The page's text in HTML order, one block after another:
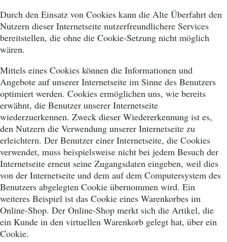
Durch den Einsatz von Cookies kann die Alte Überfahrt den
Nutzern dieser Internetseite nutzerfreundlichere Services
bereitstellen, die ohne die Cookie-Setzung nicht möglich
wären.
Mittels eines Cookies können die Informationen und
Angebote auf unserer Internetseite im Sinne des Benutzers
optimiert werden. Cookies ermöglichen uns, wie bereits
erwähnt, die Benutzer unserer Internetseite
wiederzuerkennen. Zweck dieser Wiedererkennung ist es,
den Nutzern die Verwendung unserer Internetseite zu
erleichtern. Der Benutzer einer Internetseite, die Cookies
verwendet, muss beispielsweise nicht bei jedem Besuch der
Internetseite erneut seine Zugangsdaten eingeben, weil dies
von der Internetseite und dem auf dem Computersystem des
Benutzers abgelegten Cookie übernommen wird. Ein
weiteres Beispiel ist das Cookie eines Warenkorbes im
Online-Shop. Der Online-Shop merkt sich die Artikel, die
ein Kunde in den virtuellen Warenkorb gelegt hat, über ein
Cookie.